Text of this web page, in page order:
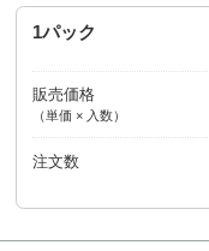
1パック
販売価格
（単価 × 入数）
注文数